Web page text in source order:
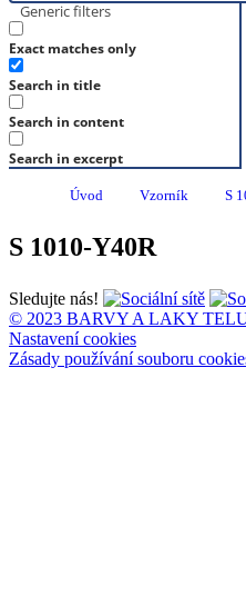
Generic filters
Exact matches only
Search in title
Search in content
Search in excerpt
Úvod Vzorník S
S 1010-Y40R
Sledujte nás!
© 2023 BARVY A LAKY
Nastavení cookies
Zásady používání souboru